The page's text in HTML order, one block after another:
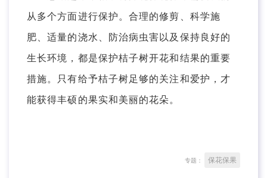
从多个方面进行保护。合理的修剪、科学施
肥、适量的浇水、防治病虫害以及保持良好的
生长环境，都是保护桔子树开花和结果的重要
措施。只有给予桔子树足够的关注和爱护，才
能获得丰硕的果实和美丽的花朵。
专题： 保花保果